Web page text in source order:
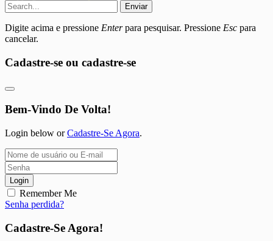
Enviar
Digite acima e pressione Enterpara pesquisar. Pressione Esc para
cancelar.
Cadastre-se ou cadastre-se
Bem-Vindo De Volta!
Login below orCadastre-Se Agora.
Login
Remember Me
Senha perdida?
Cadastre-Se Agora!